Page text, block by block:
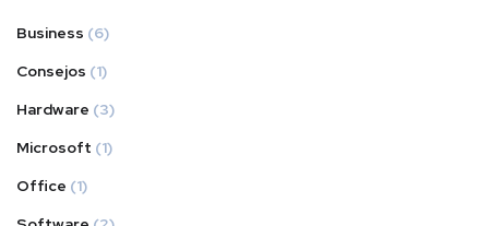
Business (6)
Consejos (1)
Hardware (3)
Microsoft (1)
Office (1)